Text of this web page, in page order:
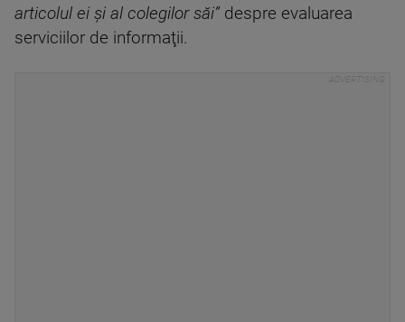
articolul ei şi al colegilor săi” despre evaluarea
serviciilor de informaţii.